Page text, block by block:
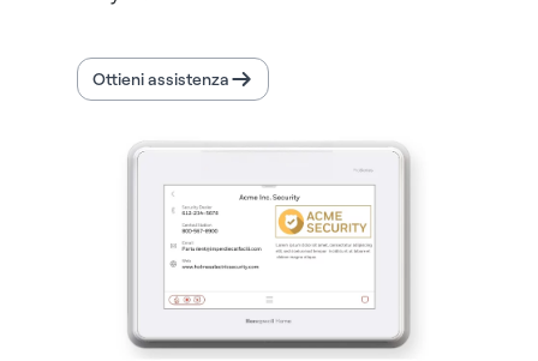
Ottieni assistenza